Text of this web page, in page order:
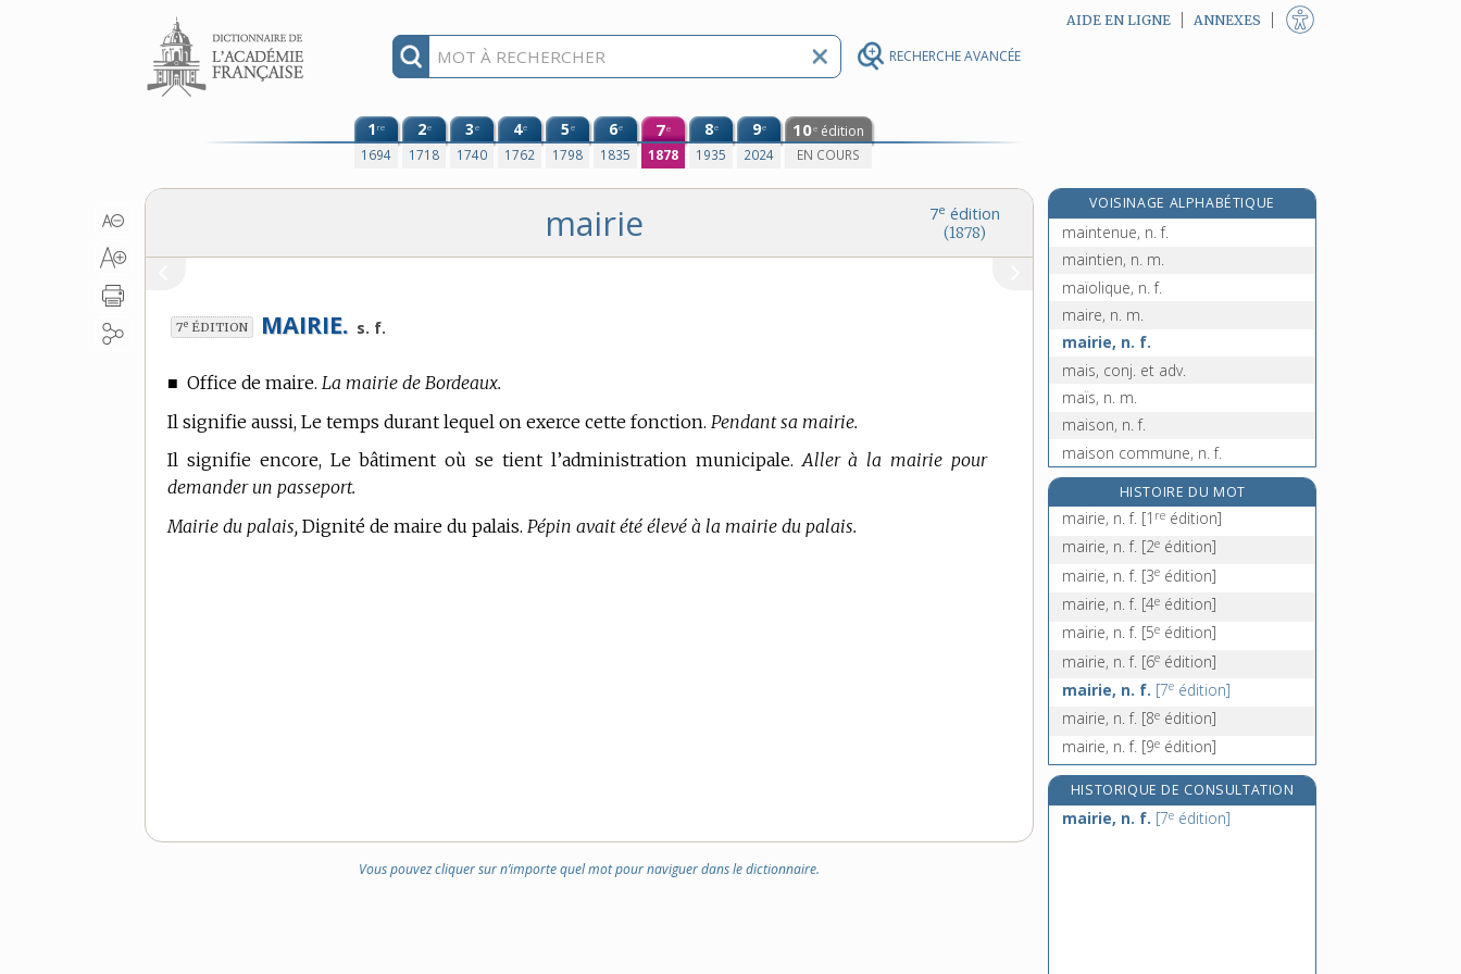
RECHERCHE AVANCÉE
Aller au contenu AIDE EN LIGNE ANNEXES
1re
1694
2e
1718
3e
1740
4e
1762
5e
1798
6e
1835
7e
1878
8e
1935
9e
2024
10e édition
EN COURS
7e édition
(1878)
mairie
7e ÉDITION MAIRIE. s. f.
■ Office de maire. La mairie de Bordeaux.
Il signifie aussi, Le temps durant lequel on exerce cette fonction. Pendant sa mairie.
Il signifie encore, Le bâtiment où se tient l’administration municipale.Aller à la mairie pour
demander un passeport.
Mairie du palais, Dignité de maire du palais. Pépin avait été élevé à la mairie du palais.
Vous pouvez cliquer sur n’importe quel mot pour naviguer dans le dictionnaire.
VOISINAGE ALPHABÉTIQUE
maintenir, v. tr.
maintenue, n. f.
maintien, n. m.
maïolique, n. f.
maire, n. m.
mairie, n. f.
mais, conj. et adv.
maïs, n. m.
maison, n. f.
maison commune, n. f.
[5eédition]
maisonnée, n. f.
maisonnette, n. f.
maistrance, n. f.
maître, maîtresse [I], n.
maître, maîtresse [II], adj.
HISTOIRE DU MOT
mairie, n. f. [1 re édition]
mairie, n. f. [2e édition]
mairie, n. f. [3e édition]
mairie, n. f. [4e édition]
mairie, n. f. [5e édition]
mairie, n. f. [6e édition]
mairie, n. f. [7e édition]
mairie, n. f. [8e édition]
mairie, n. f. [9e édition]
HISTORIQUE DE CONSULTATION
mairie, n. f. [7e édition]